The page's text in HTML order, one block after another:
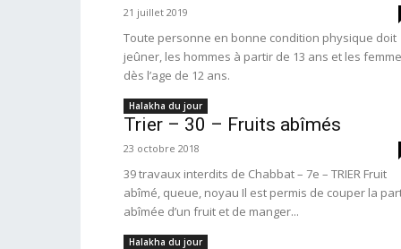
21 juillet 2019
Toute personne en bonne condition physique doit
jeûner, les hommes à partir de 13 ans et les
dès l’age de 12 ans.
Halakha du jour
Trier – 30 – Fruits abîmés
23 octobre 2018
39 travaux interdits de Chabbat – 7e – TRIER Fruit
abîmé, queue, noyau Il est permis de couper la
abîmée d’un fruit et de manger...
Halakha du jour